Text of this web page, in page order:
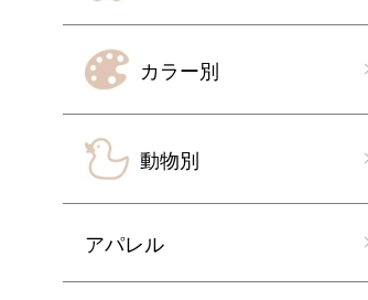
カラー別
動物別
アパレル